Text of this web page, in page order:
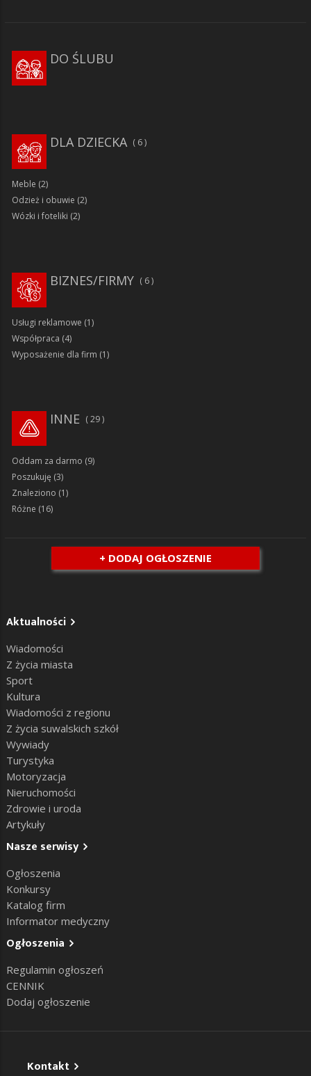
DO ŚLUBU
6
DLA DZIECKA
Meble (2)
Odzież i obuwie (2)
Wózki i foteliki (2)
6
BIZNES/FIRMY
Usługi reklamowe (1)
Współpraca (4)
Wyposażenie dla firm (1)
29
INNE
Oddam za darmo (9)
Poszukuję (3)
Znaleziono (1)
Różne (16)
+ DODAJ OGŁOSZENIE
Aktualności
Wiadomości
Z życia miasta
Sport
Kultura
Wiadomości z regionu
Z życia suwalskich szkół
Wywiady
Turystyka
Motoryzacja
Nieruchomości
Zdrowie i uroda
Artykuły
Nasze serwisy
Ogłoszenia
Konkursy
Katalog firm
Informator medyczny
Ogłoszenia
Regulamin ogłoszeń
CENNIK
Dodaj ogłoszenie
Kontakt